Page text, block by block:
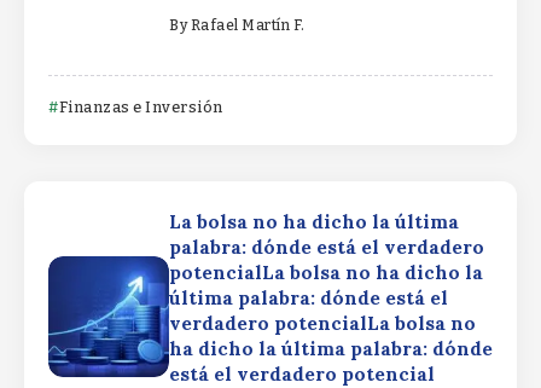
By Rafael Martín F.
Finanzas e Inversión
La bolsa no ha dicho la última
palabra: dónde está el verdadero
potencialLa bolsa no ha dicho la
última palabra: dónde está el
verdadero potencialLa bolsa no
ha dicho la última palabra: dónde
está el verdadero potencial